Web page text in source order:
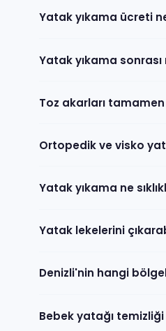
Yatak yıkama ücreti
Yatak yıkama
Toz akarları
Ortopedik ve visko
Yatak yıkama ne
Yatak lekelerini
Denizli'nin hangi
Bebek yatağı